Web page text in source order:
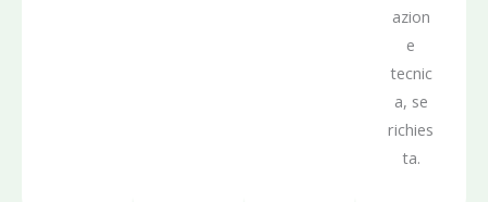
azion
e
tecnic
a, se
richies
ta.